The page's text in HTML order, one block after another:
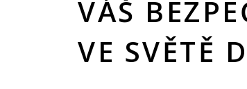
VÁŠ
VE SVĚTĚ